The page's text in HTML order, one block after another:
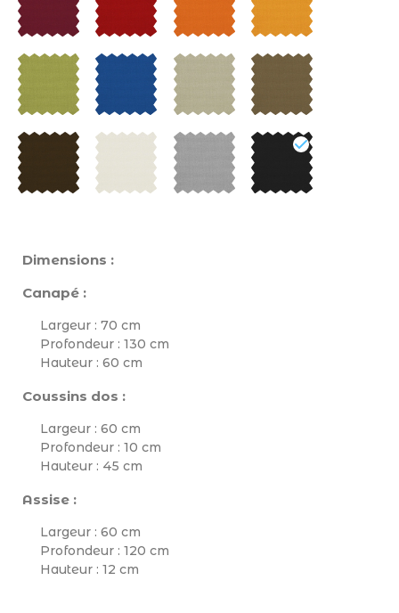
Dimensions :
Canapé :
Largeur : 70 cm
Profondeur : 130 cm
Hauteur : 60 cm
Coussins dos :
Largeur : 60 cm
Profondeur : 10 cm
Hauteur : 45 cm
Assise :
Largeur : 60 cm
Profondeur : 120 cm
Hauteur : 12 cm